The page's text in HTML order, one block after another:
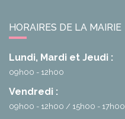
HORAIRES DE LA MAIRIE
Lundi, Mardi et Jeudi :
09h00 - 12h00
Vendredi :
09h00 - 12h00 15h00 - 17h00